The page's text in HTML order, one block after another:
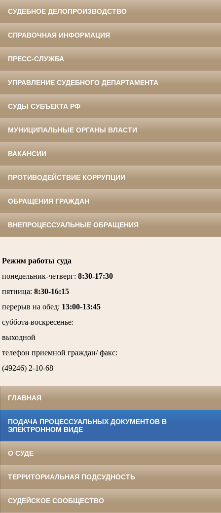
СУДЕБНОЕ ДЕЛОПРОИЗВОДСТВО
СПРАВОЧНАЯ ИНФОРМАЦИЯ
ПРЕСС-СЛУЖБА
УПРАВЛЕНИЕ СУДЕБНОГО ДЕПАРТАМЕНТА
СУДЫ СУБЪЕКТА РФ
МУНИЦИПАЛЬНЫЕ ОРГАНЫ ВЛАСТИ
ВАКАНСИИ
ПРОТИВОДЕЙСТВИЕ КОРРУПЦИИ
ОБРАЩЕНИЯ ГРАЖДАН
ВНЕПРОЦЕССУАЛЬНЫЕ ОБРАЩЕНИЯ
Режим работы суда
понедельник-четверг: 8:30-17:30
пятница: 8:30-16:15
перерыв на обед: 13:00-13:45
суббота-воскресенье:
выходной
телефон приемной граждан/ факс:
(49246) 2-10-68
ГЛАВНАЯ
ПОДАЧА ПРОЦЕССУАЛЬНЫХ ДОКУМЕНТОВ В
ЭЛЕКТРОННОМ ВИДЕ
О СУДЕ
ТЕРРИТОРИАЛЬНАЯ ПОДСУДНОСТЬ
СУДЕЙСКОЕ СООБЩЕСТВО